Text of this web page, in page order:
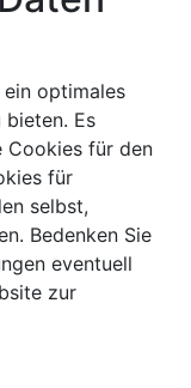
optimales
bieten. Es
Cookies für den
für
selbst,
Bedenken Sie
eventuell
zur